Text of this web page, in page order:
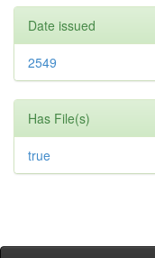
Date issued
2549
Has File(s)
true